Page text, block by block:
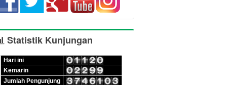
Statistik Kunjungan
Hari ini
Kemarin
Jumlah Pengunjung